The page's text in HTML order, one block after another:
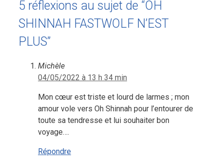
5 réflexions au sujet de “OH
SHINNAH FASTWOLF N’EST
PLUS”
Michèle
04/05/2022 à 13 h 34 min
Mon cœur est triste et lourd de larmes ; mon
amour vole vers Oh Shinnah pour l’entourer de
toute sa tendresse et lui souhaiter bon
voyage….
Répondre